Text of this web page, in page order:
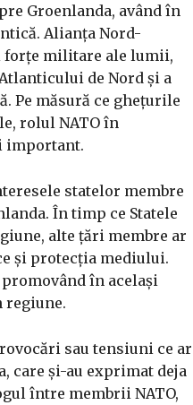
Groenlanda, având în
Alianța Nord-
forțe militare ale lumii,
de Nord și a
Pe măsură ce ghețurile
rolul NATO în
important.
statelor membre
În timp ce Statele
alte țări membre ar
și protecția mediului.
în același
regiune.
sau tensiuni ce ar
care și-au exprimat deja
între membrii NATO,